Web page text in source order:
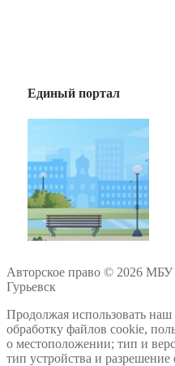
Единый портал
Авторское право © 2026 МБУ
Гурьевск
Продолжая использовать наш
обработку файлов cookie,
о местоположении; тип и
тип устройства и разрешение